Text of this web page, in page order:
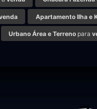
Apartamento Ilha e
Urbano Área e Terreno para